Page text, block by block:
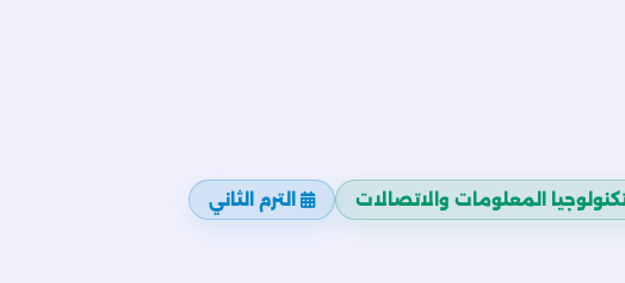
المعلومات والاتصالات
الترم الثاني